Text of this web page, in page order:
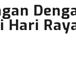
rasa tenang
untuk tetap
Hari